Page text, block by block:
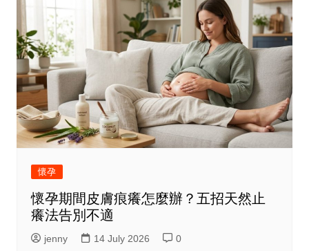
懷孕
懷孕期間皮膚痕癢怎麼辦？五招天然止
癢法告別不適
jenny 14 July 2026 0